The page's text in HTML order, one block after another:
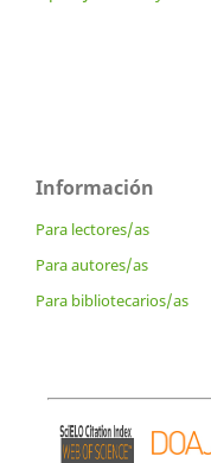
Información
Para lectores/as
Para autores/as
Para bibliotecarios/as